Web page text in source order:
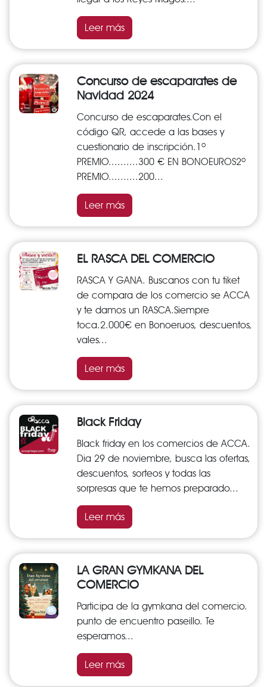
Leer más
Concurso de escaparates de
Navidad 2024
Concurso de escaparates.Con el
código QR, accede a las bases y
cuestionario de inscripción.1º
PREMIO..........300 € EN BONOEUROS2º
PREMIO..........200...
Leer más
EL RASCA DEL COMERCIO
RASCA Y GANA. Buscanos con tu tiket
de compara de los comercio se ACCA
y te damos un RASCA.Siempre
toca.2.000€ en Bonoeruos, descuentos,
vales...
Leer más
Black Friday
Black friday en los comercios de ACCA.
Dia 29 de noviembre, busca las ofertas,
descuentos, sorteos y todas las
sorpresas que te hemos preparado...
Leer más
LA GRAN GYMKANA DEL
COMERCIO
Participa de la gymkana del comercio.
punto de encuentro paseillo. Te
esperamos...
Leer más